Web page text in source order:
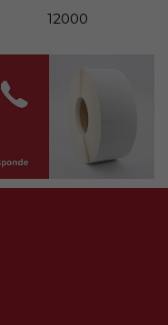
12000